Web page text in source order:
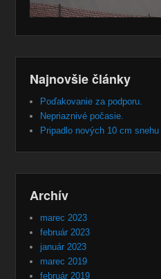
Najnovšie články
Poďakovanie za podporu.
Nepriaznivé počasie.
Pripadlo nových 10 cm snehu
Archív
marec 2023
február 2023
január 2023
marec 2019
február 2019